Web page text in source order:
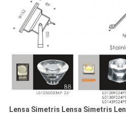
Lensa Simetris Lensa Simetris